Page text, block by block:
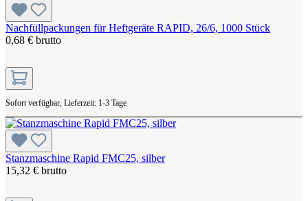
Nachfüllpackungen für Heftgeräte RAPID, 26/6, 1000 Stück
0,68 € brutto
Sofort verfügbar, Lieferzeit: 1-3 Tage
Stanzmaschine Rapid FMC25, silber
15,32 € brutto